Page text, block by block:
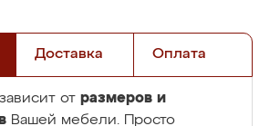
Доставка Оплата
от размеров и
Вашей мебели. Просто